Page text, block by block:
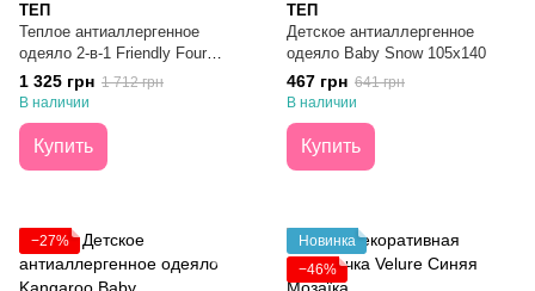
ТЕП
Теплое антиаллергенное
одеяло 2-в-1 Friendly Four
Seasons Белое 150x210
1 325 грн 1 712 грн
В наличии
Купить
ТЕП
Детское антиаллергенное
одеяло Baby Snow 105х140
467 грн 641 грн
В наличии
Купить
−27%
Новинка
−46%